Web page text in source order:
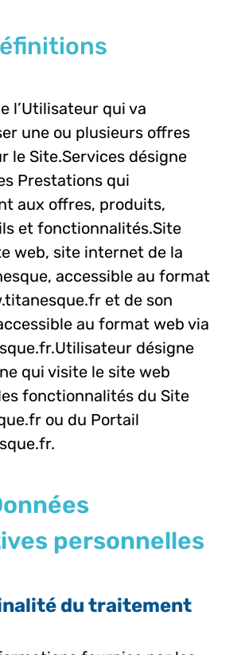
l’Utilisateur qui va
une ou plusieurs offres
le Site.Services désigne
Prestations qui
aux offres, produits,
et fonctionnalités.Site
web, site internet de la
accessible au format
et de son
au format web via
Utilisateur désigne
qui visite le site web
fonctionnalités du Site
ou du Portail
personnelles
du traitement